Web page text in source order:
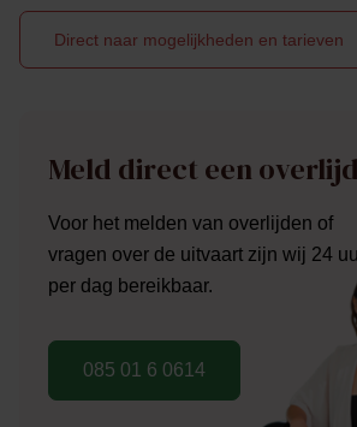
Direct naar mogelijkheden en tarieven
Meld direct een
Voor het melden van overlijden of
vragen over de uitvaart zijn wij 24
per dag bereikbaar.
085 01 6 0614